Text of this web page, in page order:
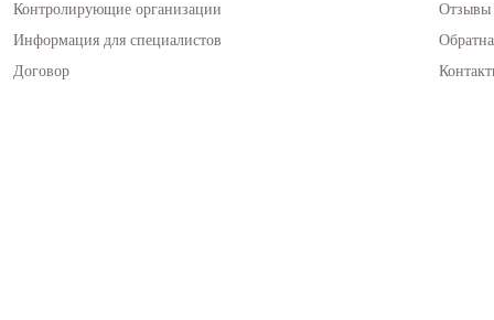
Контролирующие организации
Информация для специалистов
Договор
Отзывы